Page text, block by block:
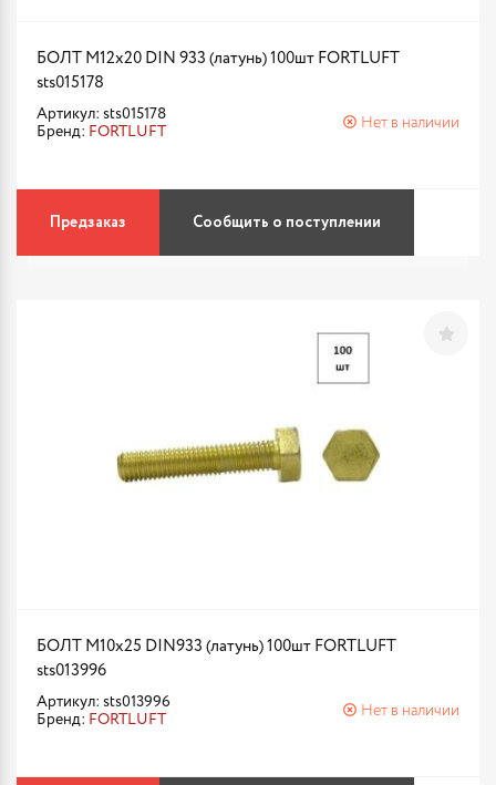
БОЛТ М12х20 DIN 933 (латунь) 100шт FORTLUFT
sts015178
Артикул: sts015178
Бренд: FORTLUFT
Нет в наличии
Предзаказ Сообщить о поступлении
БОЛТ М10х25 DIN933 (латунь) 100шт FORTLUFT
sts013996
Артикул: sts013996
Бренд: FORTLUFT
Нет в наличии